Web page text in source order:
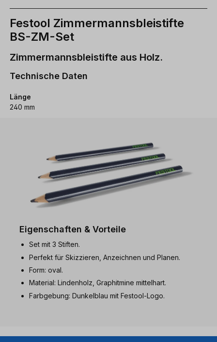
Festool Zimmermannsbleistifte
BS-ZM-Set
Zimmermannsbleistifte aus Holz.
Technische Daten
Länge
240 mm
Eigenschaften & Vorteile
Set mit 3 Stiften.
Perfekt für Skizzieren, Anzeichnen und Planen.
Form: oval.
Material: Lindenholz, Graphitmine mittelhart.
Farbgebung: Dunkelblau mit Festool-Logo.